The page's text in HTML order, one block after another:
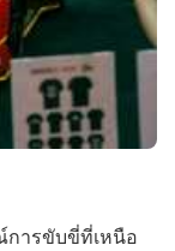
การขับขี่ที่เหนือ